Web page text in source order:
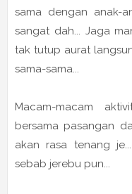
sama dengan anak-
sangat dah... Jaga
tak tutup aurat
sama-sama...
Macam-macam
bersama pasangan
akan rasa tenang
sebab jerebu pun...